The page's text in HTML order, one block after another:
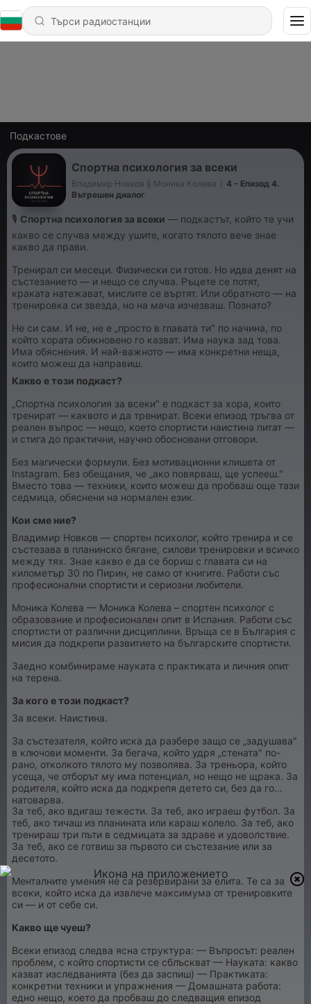
Подкастове
Спортна психология за всеки
Владимир Новков § Моника Колева
4 - Епизод 4.
Вътрешен диалог
🎙️ Спортна психология за всеки — подкастът, който те учи
какво се случва между ушите, когато тялото вече знае
какво да прави.
Тренирал си месеци. Физически си готов. Но идва денят на
състезанието — и нещо се случва. Ръцете се потят,
краката натежават, мислите се въртят. Или обратното — на
тренировка си звезда, но на мача изчезваш. Познато?
Не си сам. И не, не е „просто в главата ти" по начина, по
който хората обикновено го казват. Има наука зад това.
Има обяснения. И най-важното — има конкретни неща,
които можеш да направиш.
Какво е този подкаст?
„Спортна психология за всеки" е подкаст за хора, които
тренират — каквото и да тренират. Всеки епизод тръгва от
реален въпрос — нещо, което спортисти наистина питат —
и стига до практични, научно обосновани отговори.
Без магически формули. Без мотивационни клишета от
Instagram. Без обещания, че „ако повярваш, ще успееш."
Вместо това — техники, които можеш да пробваш още тази
седмица, обяснени на нормален език.
Кои сме ние?
Владимир Новков — спортен психолог, който тренира и се
състезава в планинско бягане, силови тренировки и всичко
между тях. Знае какво е да се бориш с главата си на
километър 30 по Пирин, не само от книгите. Работи със
професионални спортисти и сериозни любители.
Моника Колева — Моника Колева – спортен психолог с
образование и професионален опит в Испания. Работи със
спортисти от различни дисциплини. Връща се в България с
мисия да подкрепи развитието на българските спортисти.
Заедно комбинираме науката с практиката и личния опит
на терена.
За кого е този подкаст?
За всеки. Наистина.
За състезателя, който иска да разбере защо се „задушава"
в ключови моменти. За бегача, който удря „стената" по-
рано, отколкото тялото му позволява. За треньора, който
усеща, че отборът му има потенциал, но нещо не щрака. За
родителя, който иска да подкрепя детето си, без да го
натоварва.
За теб, ако вдигаш тежести. За теб, ако играеш футбол. За
теб, ако тичаш из планината или караш колело. За теб, ако
тренираш три пъти в седмицата за здраве и удоволствие.
За теб, ако се готвиш за първото си състезание или за
десетото.
Менталните умения не са резервирани за елита. Те са за
всеки, който иска да извлече максимума от тренировките
си — и от себе си.
Какво ще чуеш?
Всеки епизод следва ясна структура: — Въпросът: реален
проблем, с който спортисти се сблъскват — Науката: какво
казват изследванията (без да заспиш) — Практиката:
конкретни техники и упражнения — Домашната работа:
едно нещо, което да пробваш до следващия епизод